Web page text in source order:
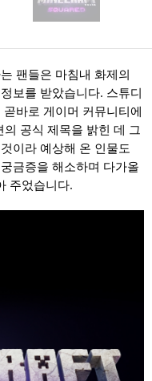
팬들은 마침내 화제의
보를 받았습니다. 스튜디
바로 게이머 커뮤니티에
공식 제목을 밝힌 데 그
이라 예상해 온 인물도
금증을 해소하며 다가올
주었습니다.